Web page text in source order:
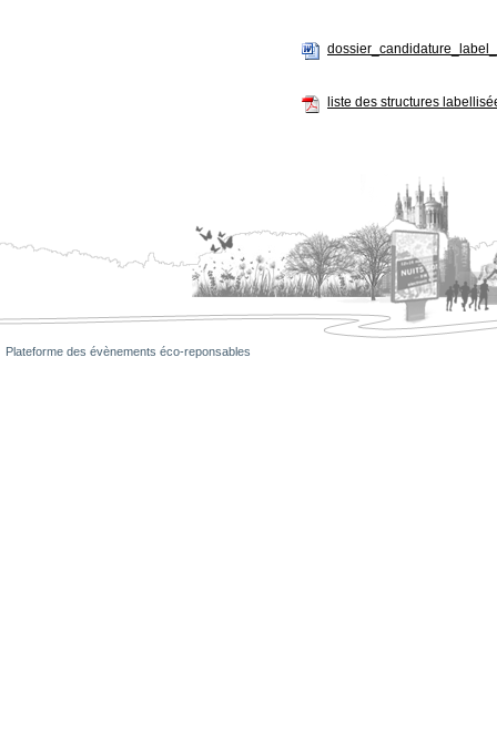
liste des structures
Plateforme des évènements éco-reponsables